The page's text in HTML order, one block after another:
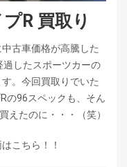
R 買取り
古車価格が高騰した
したスポーツカーの
。今回買取りでいた
の96スペックも、そん
えたのに・・・（笑）
こちら！！